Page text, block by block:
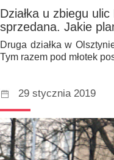
Działka u zbiegu
sprzedana. Jakie
Druga działka w
Tym razem pod młotek
29 stycznia 2019